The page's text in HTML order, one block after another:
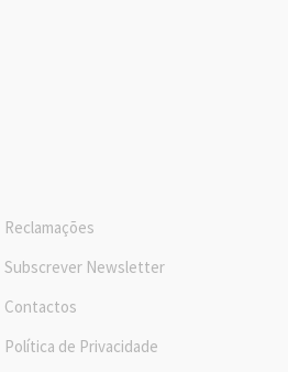
Reclamações
Subscrever Newsletter
Contactos
Política de Privacidade